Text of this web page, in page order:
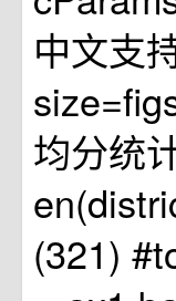
中文支
均分统
(321)